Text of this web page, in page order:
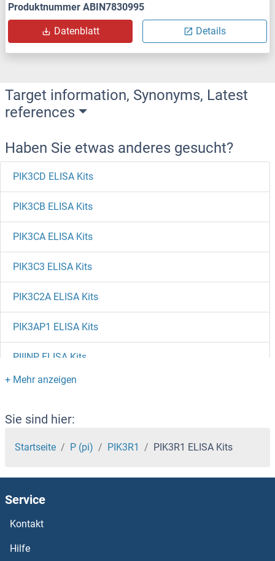
Produktnummer ABIN7830995
Datenblatt Details
Target information, Synonyms, Latest
references
Haben Sie etwas anderes gesucht?
PIK3CD ELISA Kits
PIK3CB ELISA Kits
PIK3CA ELISA Kits
PIK3C3 ELISA Kits
PIK3C2A ELISA Kits
PIK3AP1 ELISA Kits
PIIINP ELISA Kits
PIGW ELISA Kits
PIGT ELISA Kits
PIGR ELISA Kits
PIGL ELISA Kits
PIGK ELISA Kits
Sie sind hier:
Startseite P (pi) PIK3R1 PIK3R1 ELISA Kits
Service
Kontakt
Hilfe